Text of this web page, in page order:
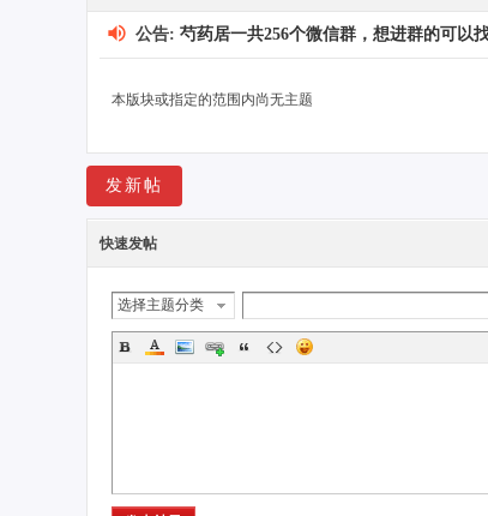
公告: 芍药居一共256个微信群，想进群的可以
本版块或指定的范围内尚无主题
发新帖
快速发帖
选择主题分类